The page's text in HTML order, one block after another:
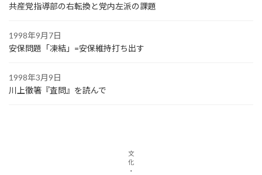
共産党指導部の右転換と党内左派の課題
1998年9月7日
安保問題「凍結」=安保維持打ち出す
1998年3月9日
川上徹箸『査問』を読んで
文
化
・